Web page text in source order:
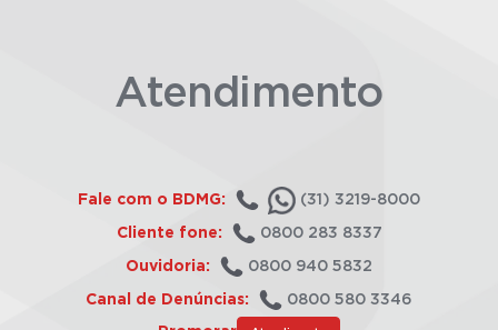
Atendimento
Fale com o BDMG: (31) 3219-8000
Cliente fone: 0800 283 8337
Ouvidoria: 0800 940 5832
Canal de Denúncias: 0800 580 3346